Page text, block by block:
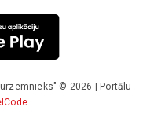
© 2026 | Portālu